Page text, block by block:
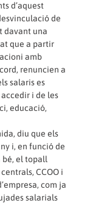
d’aquest
de
davant una
que a partir
amb
renuncien a
salaris es
i de les
educació,
diu que els
i, en funció de
bé, el topall
CCOO i
com ja
salarials